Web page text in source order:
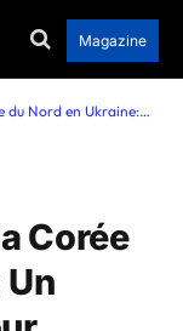
Magazine
Un soutien de poids pour Moscou
Corée